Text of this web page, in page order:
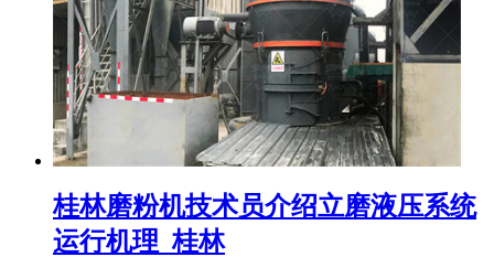
桂林磨粉机技术员介绍立磨液压系统
运行机理_桂林